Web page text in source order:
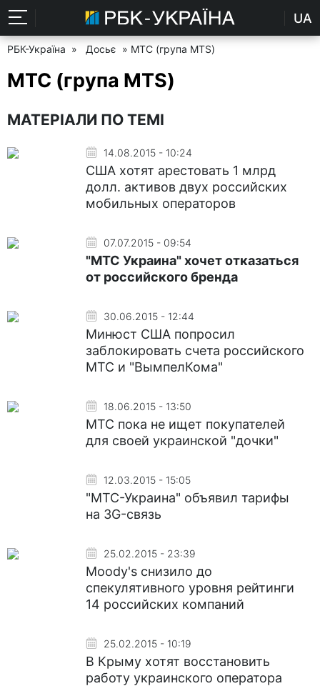
UA
РБК-Україна » Досьє » МТС (група MTS)
МТС (група MTS)
МАТЕРІАЛИ ПО ТЕМІ
14.08.2015 - 10:24
США хотят арестовать 1 млрд
долл. активов двух российских
мобильных операторов
07.07.2015 - 09:54
"МТС Украина" хочет отказаться
от российского бренда
30.06.2015 - 12:44
Минюст США попросил
заблокировать счета российского
МТС и "ВымпелКома"
18.06.2015 - 13:50
МТС пока не ищет покупателей
для своей украинской "дочки"
12.03.2015 - 15:05
"МТС-Украина" объявил тарифы
на 3G-связь
25.02.2015 - 23:39
Moody's снизило до
спекулятивного уровня рейтинги
14 российских компаний
25.02.2015 - 10:19
В Крыму хотят восстановить
работу украинского оператора